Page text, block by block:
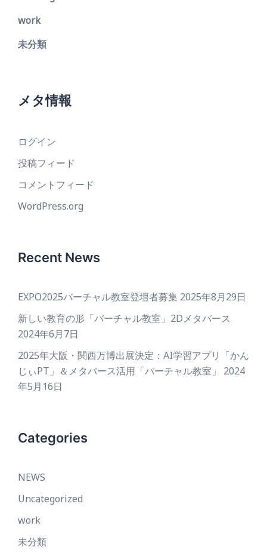
work
未分類
メタ情報
ログイン
投稿フィード
コメントフィード
WordPress.org
Recent News
EXPO2025バーチャル教室登壇者募集 2025年8月29日
新しい教育の形「バーチャル教室」2Dメタバース
2024年6月7日
2025年大阪・関西万博出展決定：AI学習アプリ「かん
じぃPT」＆メタバース活用「バーチャル教室」
2024
年5月16日
Categories
NEWS
Uncategorized
work
未分類